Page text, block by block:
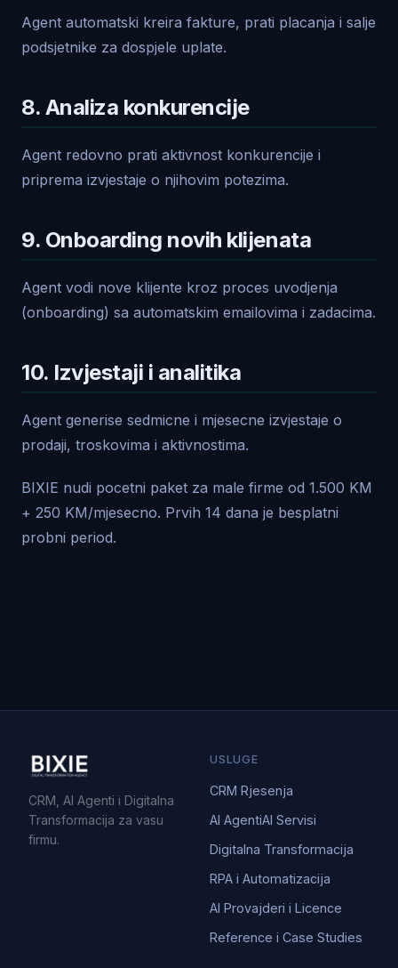
Agent automatski kreira fakture, prati placanja i salje
podsjetnike za dospjele uplate.
8. Analiza konkurencije
Agent redovno prati aktivnost konkurencije i
priprema izvjestaje o njihovim potezima.
9. Onboarding novih klijenata
Agent vodi nove klijente kroz proces uvodjenja
(onboarding) sa automatskim emailovima i zadacima.
10. Izvjestaji i analitika
Agent generise sedmicne i mjesecne izvjestaje o
prodaji, troskovima i aktivnostima.
BIXIE nudi pocetni paket za male firme od 1.500 KM
+ 250 KM/mjesecno. Prvih 14 dana je besplatni
probni period.
CRM, AI Agenti i Digitalna
Transformacija za vasu
firmu.
USLUGE
CRM Rjesenja
AI AgentiAI Servisi
Digitalna Transformacija
RPA i Automatizacija
AI Provajderi i Licence
Reference i Case Studies